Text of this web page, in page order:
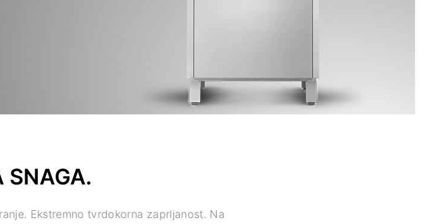
SNAGA.
Ekstremno tvrdokorna zaprljanost. Na